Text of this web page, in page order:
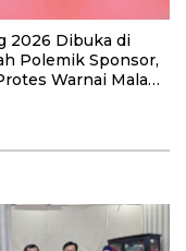
2026 Dibuka di
Polemik Sponsor,
Warnai Malam